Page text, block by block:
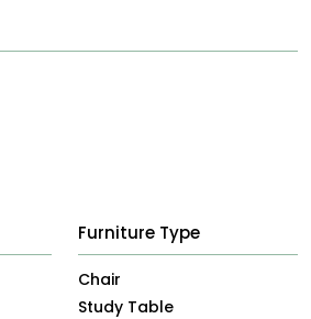
Furniture Type
Chair
Study Table